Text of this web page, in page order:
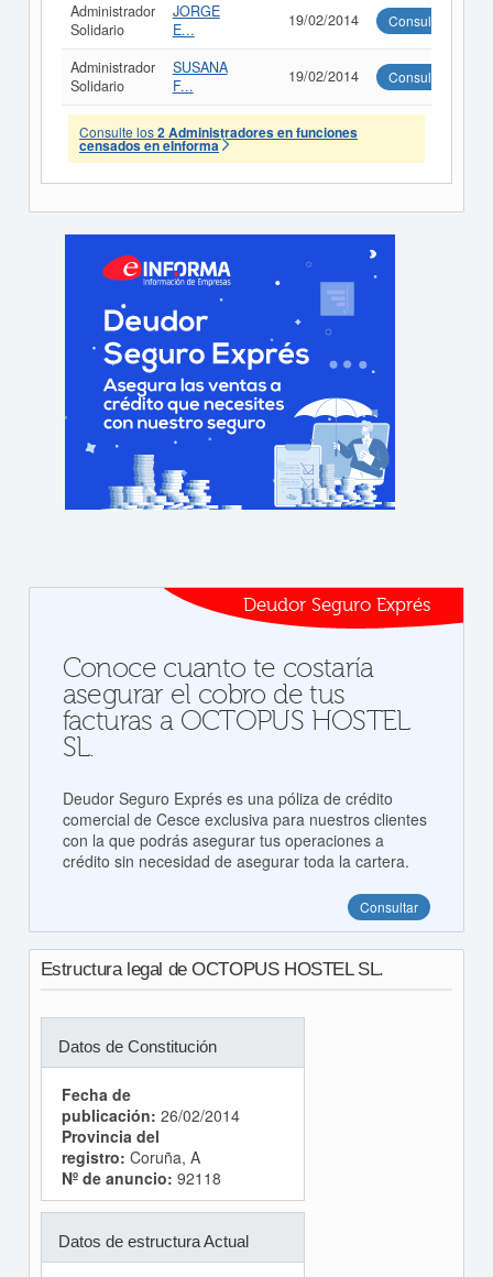
Administrador
Solidario
JORGE
E...
19/02/2014 Consultar
Administrador
Solidario
SUSANA
F...
19/02/2014 Consultar
Consulte los2 Administradores en funciones
censados en eInforma
Deudor Seguro Exprés
Conoce cuanto te costaría
asegurar el cobro de tus
facturas a OCTOPUS HOSTEL
SL.
Deudor Seguro Exprés es una póliza de crédito
comercial de Cesce exclusiva para nuestros clientes
con la que podrás asegurar tus operaciones a
crédito sin necesidad de asegurar toda la cartera.
Consultar
Estructura legal de OCTOPUS HOSTEL SL.
Datos de Constitución
Fecha de
publicación: 26/02/2014
Provincia del
registro: Coruña, A
Nº de anuncio: 92118
Datos de estructura Actual